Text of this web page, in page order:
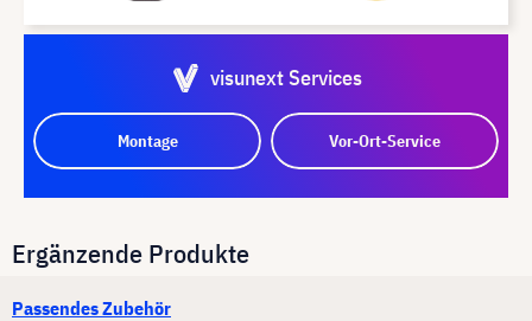
visunext Services
Montage Vor-Ort-Service
Ergänzende Produkte
Passendes Zubehör